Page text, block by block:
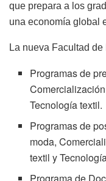
que prepara a los
una economía global
La nueva Facultad
Programas de
Tecnología textil.
Programas de
moda,
textil y
Programa de